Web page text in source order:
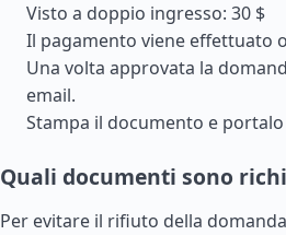
Visto a doppio ingresso: 30 $
Il pagamento viene effettuato
Una volta approvata la
email.
Stampa il documento e
Quali documenti sono
Per evitare il rifiuto della